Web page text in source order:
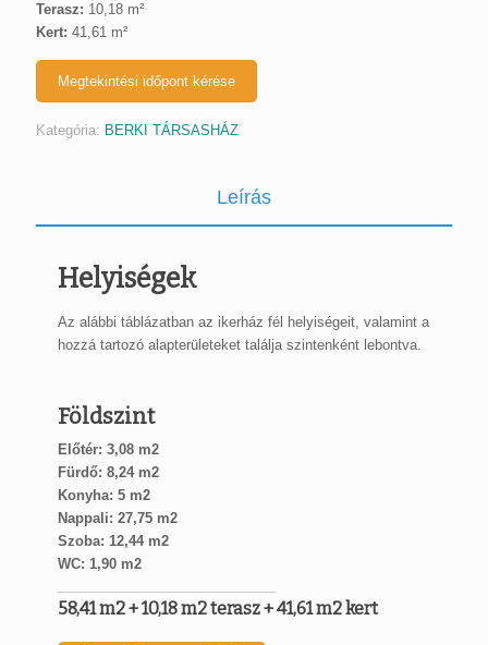
Terasz: 10,18 m²
Kert: 41,61 m²
Megtekintési időpont kérése
Kategória: BERKI TÁRSASHÁZ
Leírás
Helyiségek
Az alábbi táblázatban az ikerház fél helyiségeit, valamint a
hozzá tartozó alapterületeket találja szintenként lebontva.
Földszint
Előtér: 3,08 m2
Fürdő: 8,24 m2
Konyha: 5 m2
Nappali: 27,75 m2
Szoba: 12,44 m2
WC: 1,90 m2
58,41 m2 + 10,18 m2 terasz + 41,61 m2 kert